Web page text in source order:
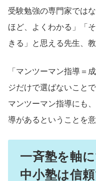
受験勉強の専門家では
ほど、よくわかる」「
きる」と思える先生、
「マンツーマン指導＝
ジだけで選ばないことで
マンツーマン指導にも
導があるということを
一斉塾を軸
中小塾は信